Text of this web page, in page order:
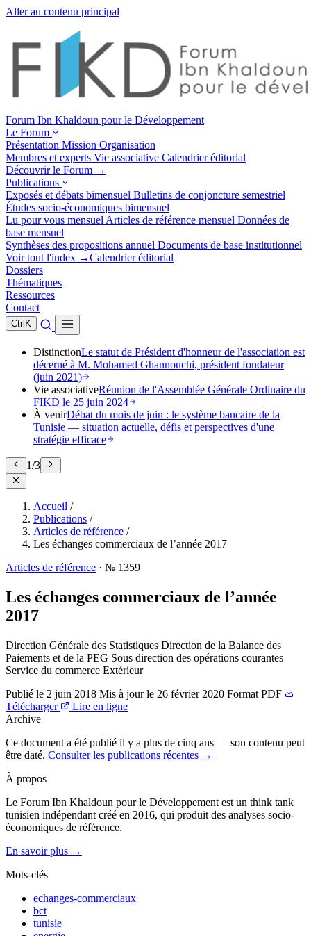
Aller au contenu principal
Forum Ibn Khaldoun pour le Développement
Le Forum
Présentation Mission Organisation
Membres et experts Vie associative Calendrier éditorial
Découvrir le Forum →
Publications
Exposés et débats bimensuel Bulletins de conjoncture semestriel
Études socio-économiques bimensuel
Lu pour vous mensuel Articles de référence mensuel Données de
base mensuel
Synthèses des propositions annuel Documents de base institutionnel
Voir tout l'index →Calendrier éditorial
Dossiers
Thématiques
Ressources
Contact
Ctrl K
DistinctionLe statut de Président d'honneur de l'association est
décerné à M. Mohamed Ghannouchi, président fondateur
(juin 2021)
Vie associativeRéunion de l'Assemblée Générale Ordinaire du
FIKD le 25 juin 2024
À venirDébat du mois de juin : le système bancaire de la
Tunisie — situation actuelle, défis et perspectives d'une
stratégie efficace
1/3
Accueil /
Publications /
Articles de référence /
Les échanges commerciaux de l’année 2017
Articles de référence · № 1359
Les échanges commerciaux de l’année
2017
Direction Générale des Statistiques Direction de la Balance des
Paiements et de la PEG Sous direction des opérations courantes
Service du commerce Extérieur
Publié le 2 juin 2018 Mis à jour le 26 février 2020 Format PDF
Télécharger
Lire en ligne
Archive
Ce document a été publié il y a plus de cinq ans — son contenu peut
être daté. Consulter les publications récentes →
À propos
Le Forum Ibn Khaldoun pour le Développement est un think tank
tunisien indépendant créé en 2016, qui produit des analyses socio-
économiques de référence.
En savoir plus →
Mots-clés
echanges-commerciaux
bct
tunisie